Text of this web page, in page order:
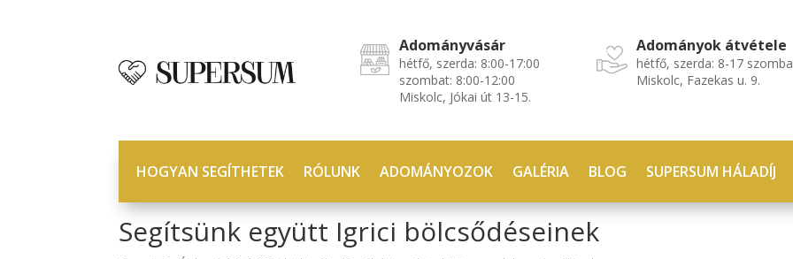
Adományvásár
hétfő, szerda: 8:00-17:00
szombat: 8:00-12:00
Miskolc, Jókai út 13-15.
Adományok átvétele
hétfő, szerda: 8-17
Miskolc, Fazekas u. 9.
HOGYAN SEGÍTHETEK RÓLUNK ADOMÁNYOZOK GALÉRIA BLOG SUPERSUM HÁLADÍJ
Segítsünk együtt Igrici bölcsődéseinek